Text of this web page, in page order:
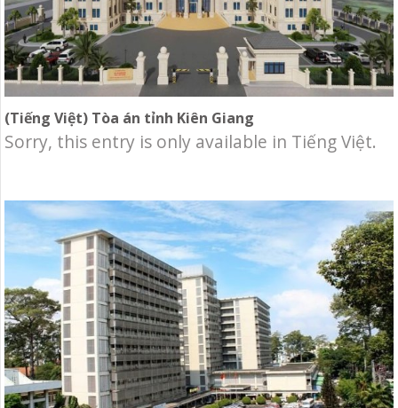
(Tiếng Việt) Tòa án tỉnh Kiên Giang
Sorry, this entry is only available in Tiếng Việt.